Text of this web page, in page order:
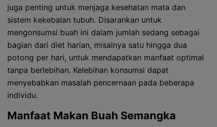
juga penting untuk menjaga kesehatan mata dan
sistem kekebalan tubuh. Disarankan untuk
mengonsumsi buah ini dalam jumlah sedang sebagai
bagian dari diet harian, misalnya satu hingga dua
potong per hari, untuk mendapatkan manfaat optimal
tanpa berlebihan. Kelebihan konsumsi dapat
menyebabkan masalah pencernaan pada beberapa
individu.
Manfaat Makan Buah Semangka